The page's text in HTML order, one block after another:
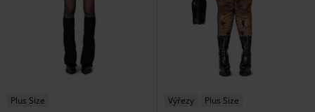
Plus Size Výřezy Plus Size